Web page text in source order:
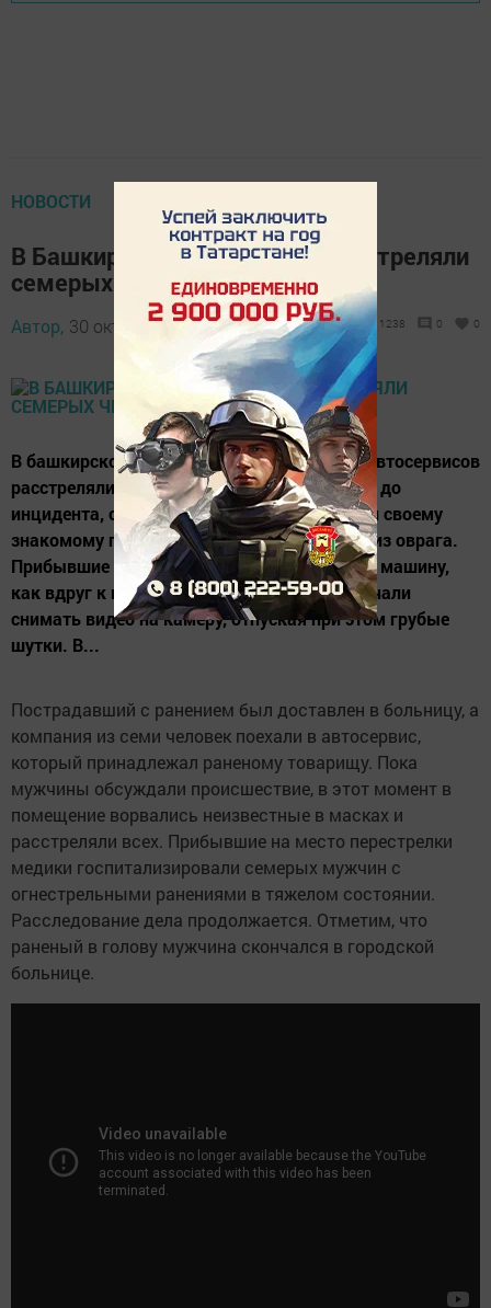
НОВОСТИ
В Башкирии за съемку ДТП расстреляли
семерых человек [видео]
Автор, 30 октября 2015 - 04:23 1238 0 0
В башкирском городе Салават в одном из автосервисов
расстреляли 7 человек. За несколько часов до
инцидента, один из пострадавших позвонил своему
знакомому помочь вытащить автомобиль из оврага.
Прибывшие товарищи начали вытаскивать машину,
как вдруг к ним подошли неизвестные и начали
снимать видео на камеру, отпуская при этом грубые
шутки. В...
Пострадавший с ранением был доставлен в больницу, а
компания из семи человек поехали в автосервис,
который принадлежал раненому товарищу. Пока
мужчины обсуждали происшествие, в этот момент в
помещение ворвались неизвестные в масках и
расстреляли всех. Прибывшие на место перестрелки
медики госпитализировали семерых мужчин с
огнестрельными ранениями в тяжелом состоянии.
Расследование дела продолжается. Отметим, что
раненый в голову мужчина скончался в городской
больнице.